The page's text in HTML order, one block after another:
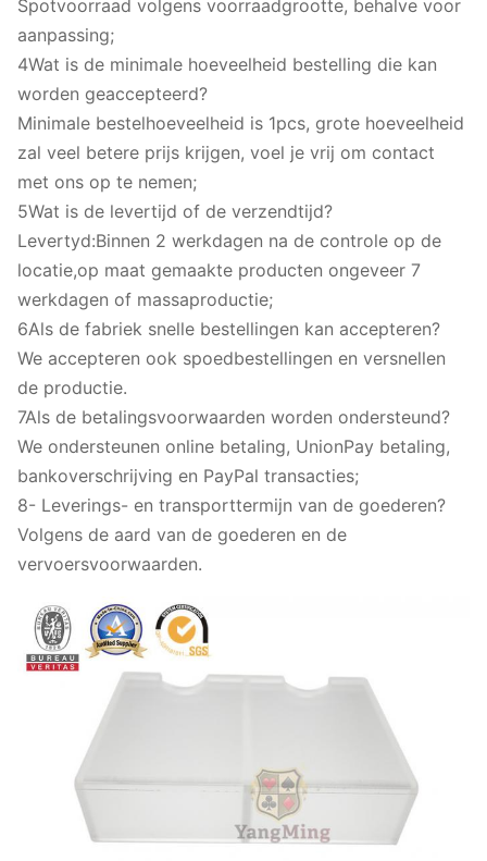
Spotvoorraad volgens voorraadgrootte, behalve voor
aanpassing;
4Wat is de minimale hoeveelheid bestelling die kan
worden geaccepteerd?
Minimale bestelhoeveelheid is 1pcs, grote hoeveelheid
zal veel betere prijs krijgen, voel je vrij om contact
met ons op te nemen;
5Wat is de levertijd of de verzendtijd?
Levertyd:Binnen 2 werkdagen na de controle op de
locatie,op maat gemaakte producten ongeveer 7
werkdagen of massaproductie;
6Als de fabriek snelle bestellingen kan accepteren?
We accepteren ook spoedbestellingen en versnellen
de productie.
7Als de betalingsvoorwaarden worden ondersteund?
We ondersteunen online betaling, UnionPay betaling,
bankoverschrijving en PayPal transacties;
8- Leverings- en transporttermijn van de goederen?
Volgens de aard van de goederen en de
vervoersvoorwaarden.